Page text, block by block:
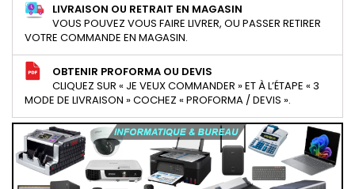
LIVRAISON OU RETRAIT EN MAGASIN
VOUS POUVEZ VOUS FAIRE LIVRER, OU PASSER RETIRER
VOTRE COMMANDE EN MAGASIN.
OBTENIR PROFORMA OU DEVIS
CLIQUEZ SUR « JE VEUX COMMANDER » ET À L’ÉTAPE « 3
MODE DE LIVRAISON » COCHEZ « PROFORMA / DEVIS ».